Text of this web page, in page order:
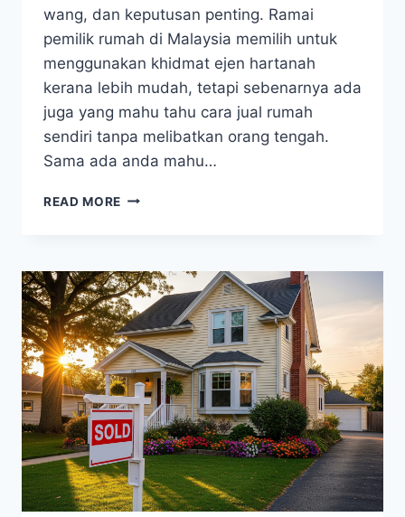
wang, dan keputusan penting. Ramai
pemilik rumah di Malaysia memilih untuk
menggunakan khidmat ejen hartanah
kerana lebih mudah, tetapi sebenarnya ada
juga yang mahu tahu cara jual rumah
sendiri tanpa melibatkan orang tengah.
Sama ada anda mahu…
READ MORE